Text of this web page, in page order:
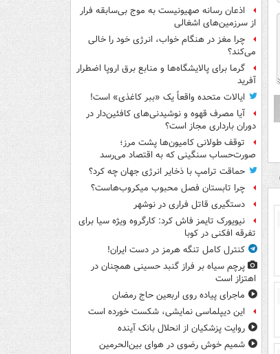
اذعان رسانه صهیونیست به موج بی‌سابقه فرار
از سرزمین‌های اشغالی
چرا مغز در هنگام خواب، انرژی خود را خالی
می‌کند؟
گرما برای پالایشگاه‌ها و منابع برق اروپا اضطرار
آفرید
ایالات متحده واقعاً یک «ببر کاغذی» است!
آیا مصرف قهوه و نوشیدنی‌های کافئین‌دار در
دوران بارداری مجاز است؟
توقف طولانی کامیون‌ها پشت مرز؛
صورت‌حساب سنگینی که به اقتصاد می‌رسد
حماقت ترامپ با ذخایر انرژی جهان چه کرد؟
چرا تابستان فصل محبوب میکروب‌هاست؟
دستگیری قاتل فراری در نوشهر
نیویورک تایمز فاش کرد: کارگروه ویژه سیا برای
تفرقه افکنی در کوبا
کنترل کامل تنگه هرمز در دست ایران!
پرچم سیاه بر فراز گنبد حسینی همچنان در
اهتزاز است
ماجرای پیاده روی اربعین حاج رمضان
این دیپلماسی نمایشی، شکست خورده است
روایت پزشکیان از انحلال بانک آینده
شمیم خوش رضوی در هوای بین‌الحرمین